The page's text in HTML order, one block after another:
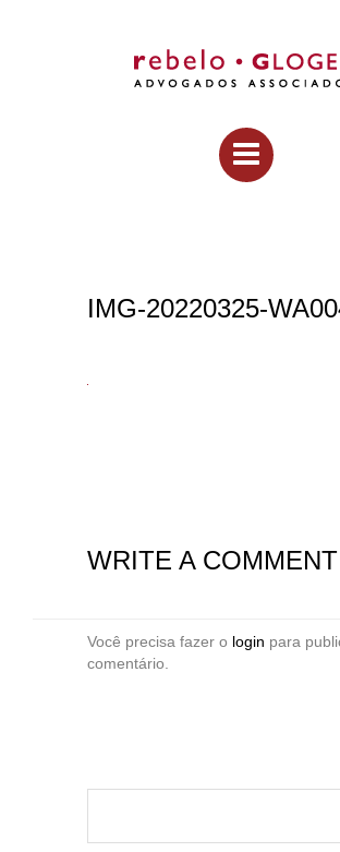
IMG-20220325-
WRITE A COMMENT
Você precisa fazer o login para
comentário.